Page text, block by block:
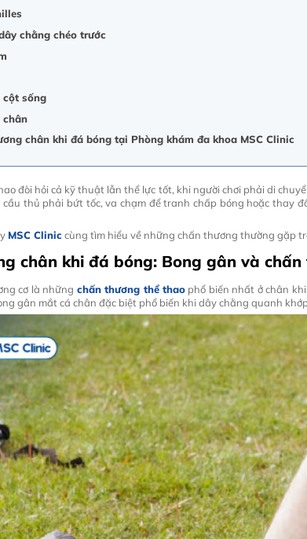
chằng chéo trước
sống
chân
chân khi đá bóng tại Phòng khám đa khoa MSC Clinic
đòi hỏi cả kỹ thuật lẫn thể lực tốt, khi người chơi phải di
thủ phải bứt tốc, va chạm để tranh chấp bóng hoặc thay
MSC Cliniccùng tìm hiểu về những chấn thương thường gặp
chân khi đá bóng: Bong gân và
cơ là những chấn thương thể thaophổ biến nhất ở chân
gân mắt cá chân đặc biệt phổ biến khi dây chằng quanh